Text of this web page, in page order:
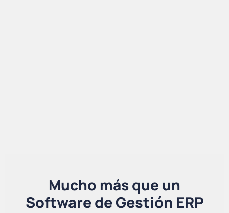
Mucho más que un
Software de Gestión ERP